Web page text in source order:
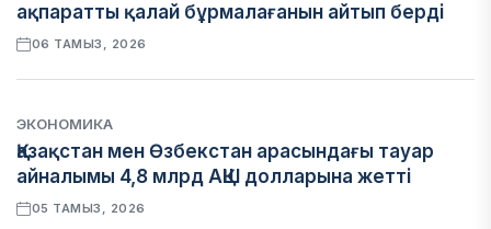
ақпаратты қалай бұрмалағанын айтып берді
06 ТАМЫЗ, 2026
ЭКОНОМИКА
Қазақстан мен Өзбекстан арасындағы тауар
айналымы 4,8 млрд АҚШ долларына жетті
05 ТАМЫЗ, 2026